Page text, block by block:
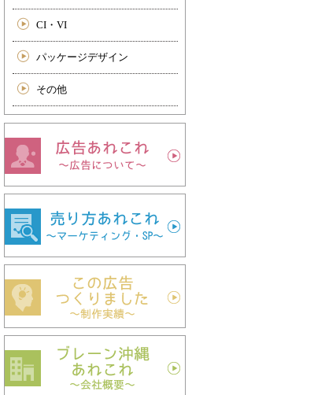
CI・VI
パッケージデザイン
その他